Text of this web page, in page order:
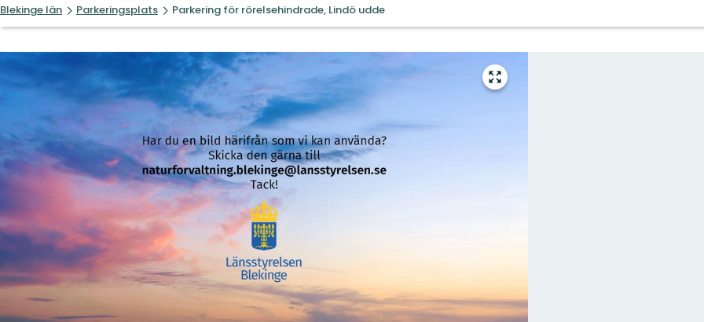
Blekinge län Parkeringsplats Parkering för rörelsehindrade, Lindö udde
Gå
till